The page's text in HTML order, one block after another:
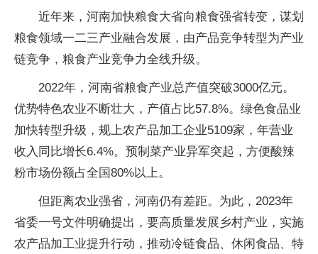
近年来，河南加快粮食大省向粮食强省转变，谋划
粮食领域一二三产业融合发展，由产品竞争转型为产业
链竞争，粮食产业竞争力全线升级。
2022年，河南省粮食产业总产值突破3000亿元。
优势特色农业不断壮大，产值占比57.8%。绿色食品业
加快转型升级，规上农产品加工企业5109家，年营业
收入同比增长6.4%。预制菜产业异军突起，方便酸辣
粉市场份额占全国80%以上。
但距离农业强省，河南仍有差距。为此，2023年
省委一号文件明确提出，要高质量发展乡村产业，实施
农产品加工业提升行动，推动冷链食品、休闲食品、特